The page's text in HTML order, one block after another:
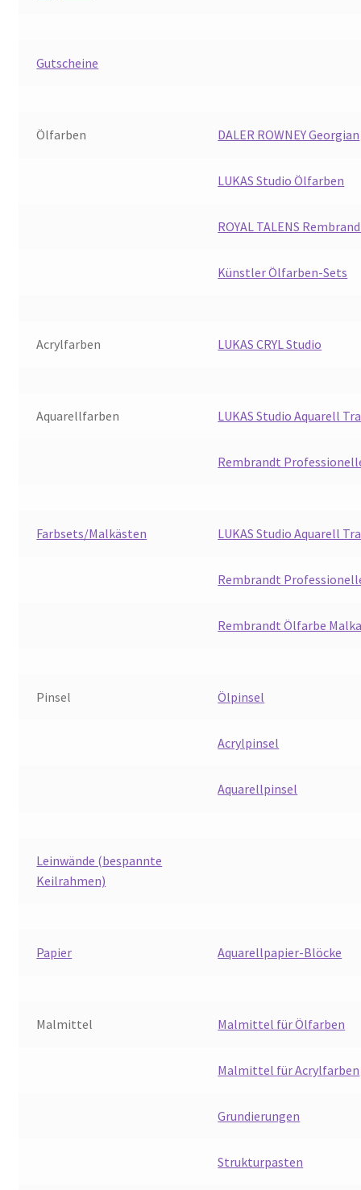
Gutscheine
Ölfarben DALER ROWNEY Georgian
LUKAS Studio Ölfarben
ROYAL TALENS
Künstler Ölfarben-Sets
Acrylfarben LUKAS CRYL Studio
Aquarellfarben LUKAS Studio Aquarell
Rembrandt
Farbsets/Malkästen LUKAS Studio Aquarell
Rembrandt
Rembrandt Ölfarbe
Pinsel Ölpinsel
Acrylpinsel
Aquarellpinsel
Leinwände (bespannte
Keilrahmen)
Papier Aquarellpapier-Blöcke
Malmittel Malmittel für Ölfarben
Malmittel für Acrylfarben
Grundierungen
Strukturpasten